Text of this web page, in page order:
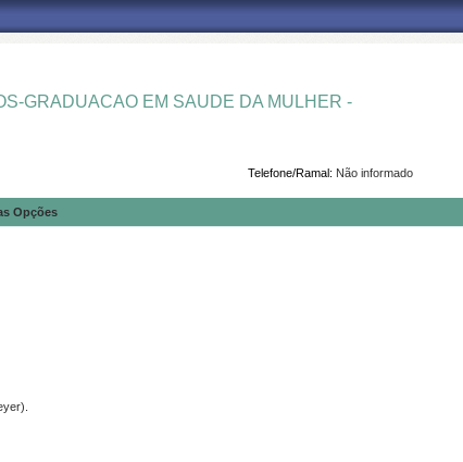
GRADUACAO EM SAUDE DA MULHER -
Telefone/Ramal: Não informado
Opções